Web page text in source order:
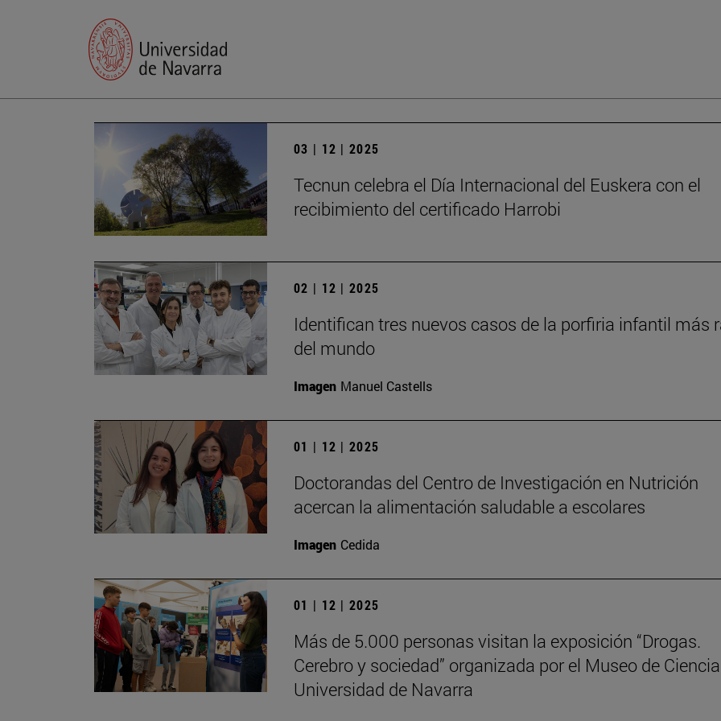
03 | 12 | 2025
Tecnun celebra el Día Internacional del Euskera con el
recibimiento del certificado Harrobi
02 | 12 | 2025
Identifican tres nuevos casos de la porfiria infantil más
del mundo
Imagen Manuel Castells
01 | 12 | 2025
Doctorandas del Centro de Investigación en Nutrición
acercan la alimentación saludable a escolares
Imagen Cedida
01 | 12 | 2025
Más de 5.000 personas visitan la exposición “Drogas.
Cerebro y sociedad” organizada por el Museo de
Universidad de Navarra